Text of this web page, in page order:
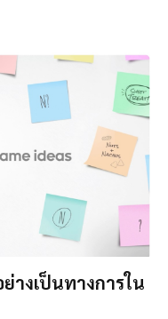
างเป็นทางการใน